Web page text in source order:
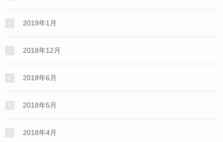
2019年1月
2018年12月
2018年6月
2018年5月
2018年4月